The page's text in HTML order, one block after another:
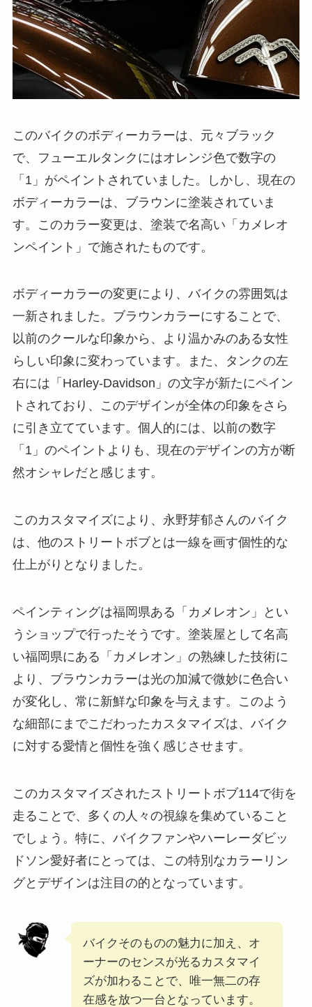
このバイクのボディーカラーは、元々ブラック
で、フューエルタンクにはオレンジ色で数字の
「1」がペイントされていました。しかし、現在の
ボディーカラーは、ブラウンに塗装されていま
す。このカラー変更は、塗装で名高い「カメレオ
ンペイント」で施されたものです。
ボディーカラーの変更により、バイクの雰囲気は
一新されました。ブラウンカラーにすることで、
以前のクールな印象から、より温かみのある女性
らしい印象に変わっています。また、タンクの左
右には「Harley-Davidson」の文字が新たにペイン
トされており、このデザインが全体の印象をさら
に引き立てています。個人的には、以前の数字
「1」のペイントよりも、現在のデザインの方が断
然オシャレだと感じます。
このカスタマイズにより、永野芽郁さんのバイク
は、他のストリートボブとは一線を画す個性的な
仕上がりとなりました。
ペインティングは福岡県ある「カメレオン」とい
うショップで行ったそうです。塗装屋として名高
い福岡県にある「カメレオン」の熟練した技術に
より、ブラウンカラーは光の加減で微妙に色合い
が変化し、常に新鮮な印象を与えます。このよう
な細部にまでこだわったカスタマイズは、バイク
に対する愛情と個性を強く感じさせます。
このカスタマイズされたストリートボブ114で街を
走ることで、多くの人々の視線を集めていること
でしょう。特に、バイクファンやハーレーダビッ
ドソン愛好者にとっては、この特別なカラーリン
グとデザインは注目の的となっています。
バイクそのものの魅力に加え、オ
ーナーのセンスが光るカスタマイ
ズが加わることで、唯一無二の存
在感を放つ一台となっています。